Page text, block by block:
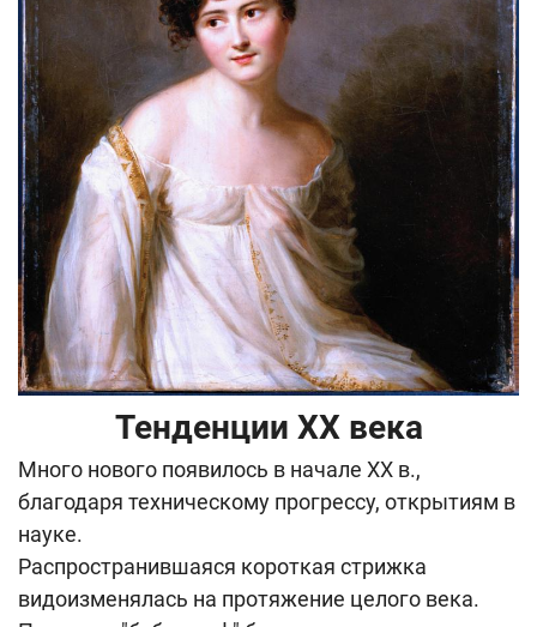
Тенденции ХХ века
Много нового появилось в начале ХХ в.,
благодаря техническому прогрессу, открытиям в
науке.
Распространившаяся короткая стрижка
видоизменялась на протяжение целого века.